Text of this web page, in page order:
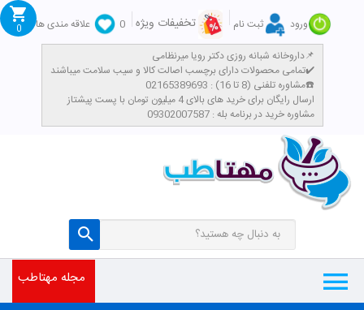
ورود ثبت نام تخفیفات ویژه 0
علاقه مندی ها
داروخانه شبانه روزی دکتر رویا میرنظامی📌
تمامی محصولات دارای برچسب اصالت کالا و سیب سلامت میباشند✔️
مشاوره تلفنی (8 تا 16) : 02165389693☎️
​ارسال رایگان برای خرید های بالای 4 میلیون تومان با پست پیشتاز
مشاوره خرید در برنامه بله : 09302007587
0
مجله مهتاطب